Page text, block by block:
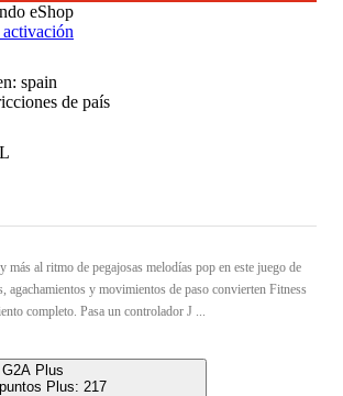
eShop
spain
de país
más al ritmo de pegajosas melodías pop en este juego de
agachamientos y movimientos de paso convierten Fitness
completo. Pasa un controlador J ...
G2A Plus
Plus: 217